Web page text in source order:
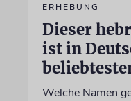
ERHEBUNG
Dieser
ist in
Welche Namen